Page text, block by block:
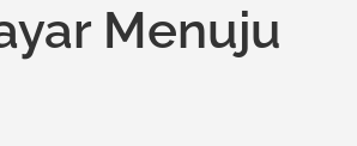
Menuju